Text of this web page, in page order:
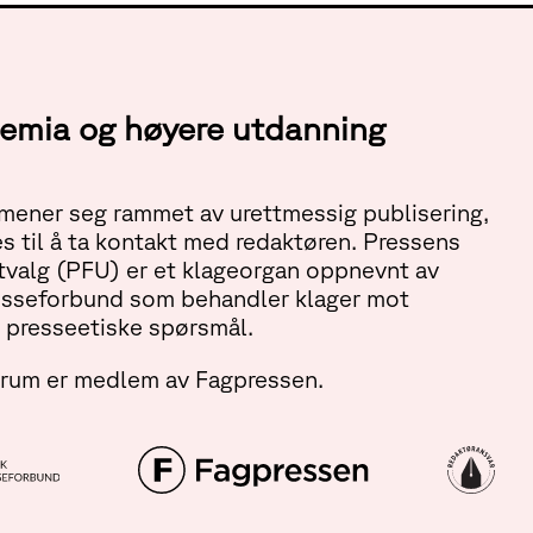
og høyere utdanning
seg rammet av urettmessig publisering,
til å ta kontakt med redaktøren. Pressens
(PFU) er et klageorgan oppnevnt av
som behandler klager mot
presseetiske spørsmål.
er medlem av Fagpressen.